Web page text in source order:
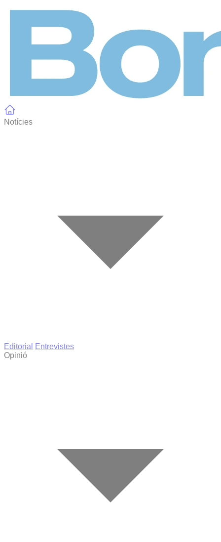
Notícies
Editorial
Entrevistes
Opinió